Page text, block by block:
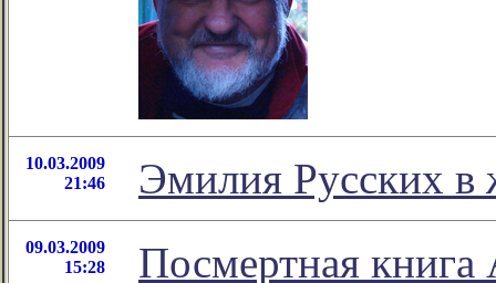
10.03.2009
21:46
Эмилия Русских в
09.03.2009
15:28
Посмертная